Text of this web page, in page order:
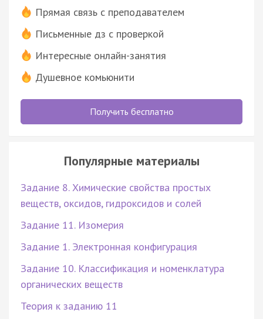
Прямая связь с преподавателем
Письменные дз с проверкой
Интересные онлайн-занятия
Душевное комьюнити
Получить бесплатно
Популярные материалы
Задание 8. Химические свойства простых
веществ, оксидов, гидроксидов и солей
Задание 11. Изомерия
Задание 1. Электронная конфигурация
Задание 10. Классификация и номенклатура
органических веществ
Теория к заданию 11